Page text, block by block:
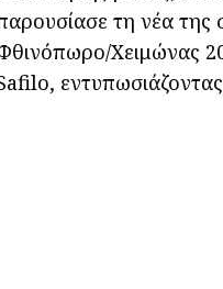
τη νέα της
Χειμώνας